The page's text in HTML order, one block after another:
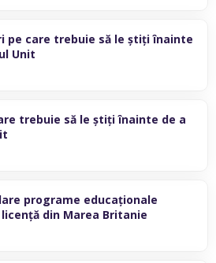
pe care trebuie să le știți înainte
Unit
trebuie să le știți înainte de a
programe educaționale
din Marea Britanie